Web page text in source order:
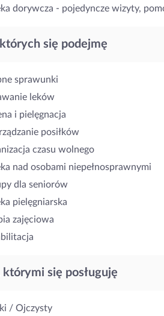
dorywcza - pojedyncze wizyty,
których się podejmę
sprawunki
leków
i pielęgnacja
posiłków
czasu wolnego
nad osobami niepełnosprawnymi
dla seniorów
pielęgniarska
zajęciowa
się posługuję
/ Ojczysty